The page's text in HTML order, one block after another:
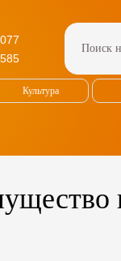
Культура